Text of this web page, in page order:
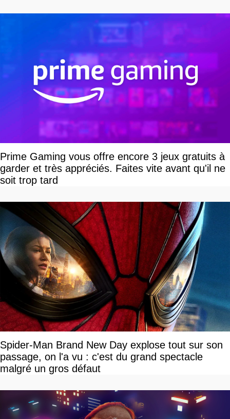
Prime Gaming vous offre encore 3 jeux gratuits à
garder et très appréciés. Faites vite avant qu'il ne
soit trop tard
Spider-Man Brand New Day explose tout sur son
passage, on l'a vu : c'est du grand spectacle
malgré un gros défaut